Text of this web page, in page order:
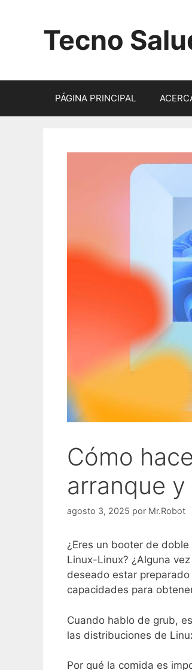
contenidoTecno
PÁGINA PRINCIPAL
Cómo
arranque
agosto 3, 2025 por Mr.Robot
¿Eres un booter de
Linux-Linux? ¿Alguna
deseado estar
capacidades para
Cuando hablo de grub,
las distribuciones de
Por qué la comida es